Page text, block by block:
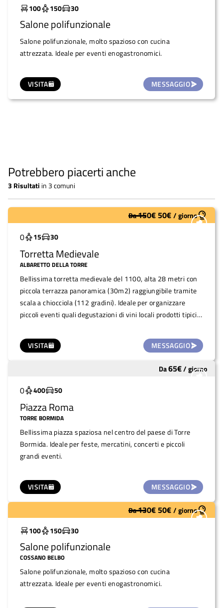
VISITA MESSAGGIO
100
150 30
Salone polifunzionale
Salone polifunzionale, molto spazioso con cucina
attrezzata. Ideale per eventi enogastronomici.
Potrebbero piacerti anche
3 Risultati in 3 comuni
VISITA MESSAGGIO
Molto utilizzato Da150€50€/giorno
0 15 30
Torretta Medievale
ALBARETTO DELLA TORRE
Bellissima torretta medievale del 1100, alta 28 metri con
piccola terrazza panoramica (30m2) raggiungibile tramite
scala a chiocciola (112 gradini). Ideale per organizzare
piccoli eventi quali degustazioni di vini locali prodotti tipici,
max 15 persone alla volta).
VISITA MESSAGGIO
Da65€/giorno
0 400 50
Piazza Roma
TORRE BORMIDA
Bellissima piazza spaziosa nel centro del paese di Torre
Bormida. Ideale per feste, mercatini, concerti e piccoli
grandi eventi.
Sottoutilizzato Da130€50€/giorno
100
150 30
Salone polifunzionale
COSSANO BELBO
Salone polifunzionale, molto spazioso con cucina
attrezzata. Ideale per eventi enogastronomici.